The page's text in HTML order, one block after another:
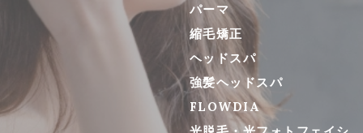
パーマ
縮毛矯正
ヘッドスパ
強髪ヘッドスパ
FLOWDIA